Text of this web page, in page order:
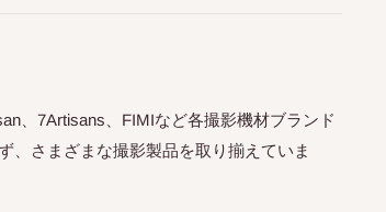
、7Artisans、FIMIなど各撮影機材ブランド
、さまざまな撮影製品を取り揃えていま